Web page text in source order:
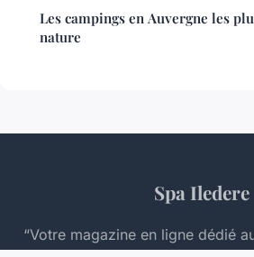
Les campings en Auvergne les
nature
Spa Iledere
“Votre magazine en ligne dédié